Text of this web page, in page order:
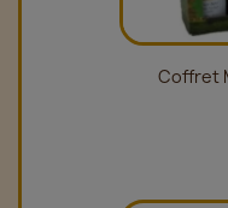
Coffret